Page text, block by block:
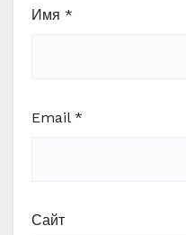
Имя *
Email *
Сайт